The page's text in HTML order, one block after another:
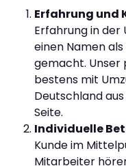
Erfahrung und
Erfahrung in der
einen Namen
gemacht. Unser
bestens mit
Deutschland
Seite.
Individuelle
Kunde im
Mitarbeiter